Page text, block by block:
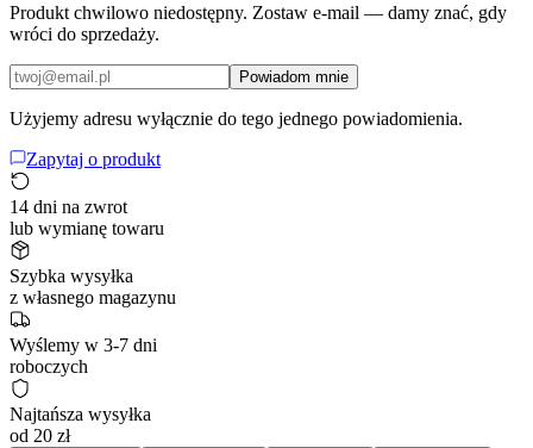
Produkt chwilowo niedostępny. Zostaw e-mail — damy znać, gdy
wróci do sprzedaży.
Powiadom mnie
Użyjemy adresu wyłącznie do tego jednego powiadomienia.
Zapytaj o produkt
14 dni na zwrot
lub wymianę towaru
Szybka wysyłka
z własnego magazynu
Wyślemy w 3-7 dni
roboczych
Najtańsza wysyłka
od 20 zł